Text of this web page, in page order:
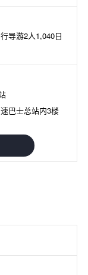
导游2人1,040日
巴士总站内3楼